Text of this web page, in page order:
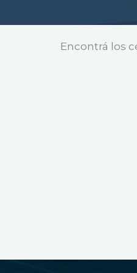
Encontrá los